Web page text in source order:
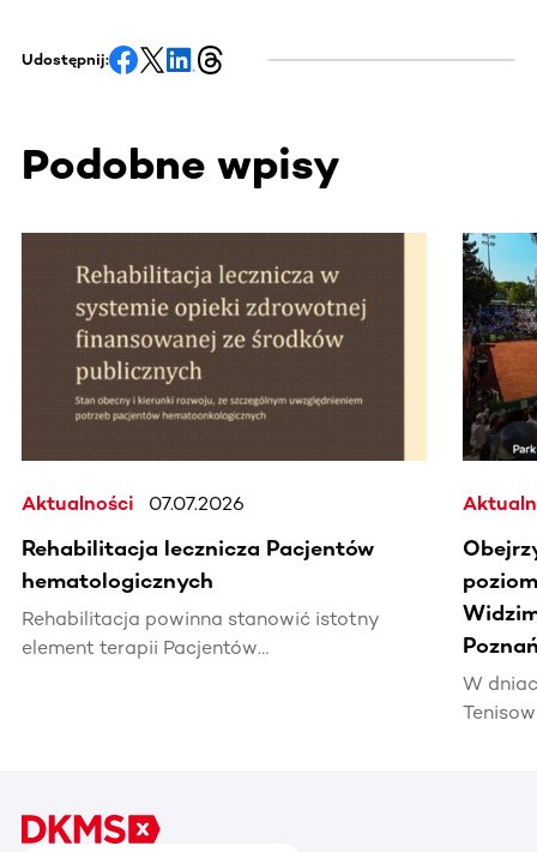
Udostępnij:
Podobne wpisy
Ta sekcja zawiera treści przewijane w poziomie. Użyj
Aktualności 07.07.2026
Rehabilitacja lecznicza Pacjentów
hematologicznych
Rehabilitacja powinna stanowić istotny
element terapii Pacjentów
W